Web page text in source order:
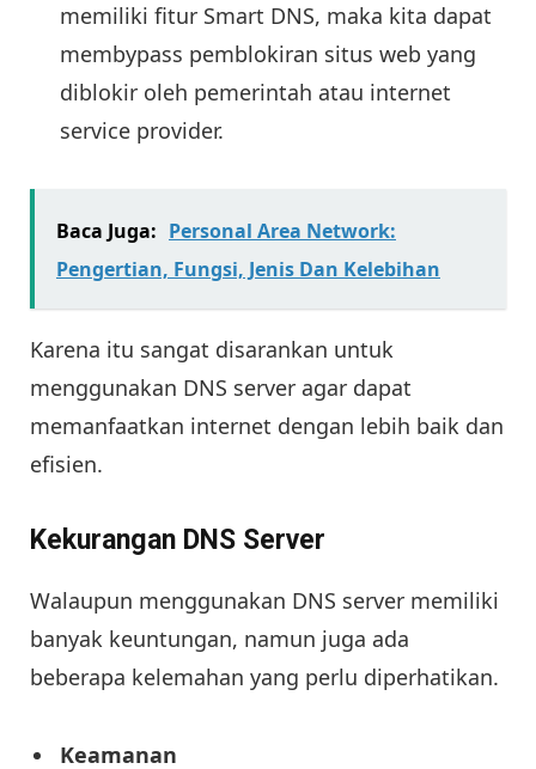
memiliki fitur Smart DNS, maka kita dapat
membypass pemblokiran situs web yang
diblokir oleh pemerintah atau internet
service provider.
Baca Juga: Personal Area Network:
Pengertian, Fungsi, Jenis Dan Kelebihan
Karena itu sangat disarankan untuk
menggunakan DNS server agar dapat
memanfaatkan internet dengan lebih baik dan
efisien.
Kekurangan DNS Server
Walaupun menggunakan DNS server memiliki
banyak keuntungan, namun juga ada
beberapa kelemahan yang perlu diperhatikan.
Keamanan